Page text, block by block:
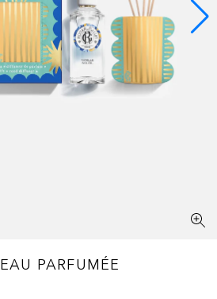
EAU PARFUMÉE